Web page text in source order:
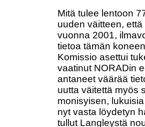
Mitä tulee lentoon
uuden väitteen,
vuonna 2001,
tietoa tämän
Komissio asettui
vaatinut NORADin
antaneet väärää
uutta väitettä myös
monisyisen,
nyt vasta löydetyn
tullut Langleystä